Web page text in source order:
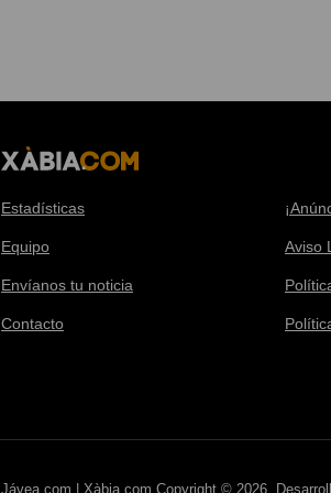
Estadísticas
Equipo
Envíanos tu noticia
Contacto
Aviso
Jávea.com | Xàbia.com Copyright © 2026.